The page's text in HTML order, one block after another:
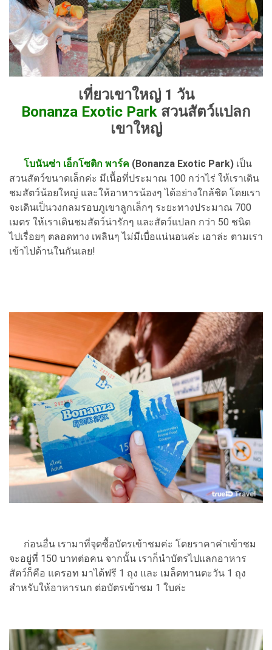
เที่ยวเขาใหญ่ 1 วัน
Bonanza Exotic Park สวนสัตว์แปลก
เขาใหญ่
โบนันซ่า เอ็กโซติก พาร์ค (Bonanza Exotic Park) เป็น
สวนสัตว์ขนาดเล็กค่ะ มีเนื้อที่ประมาณ 100 กว่าไร่ ให้เราเดิน
ชมสัตว์น้อยใหญ่ และให้อาหารน้องๆ ได้อย่างใกล้ชิด โดยเรา
จะเดินเป็นวงกลมรอบภูเขาลูกเล็กๆ ระยะทางประมาณ 700
เมตร ให้เราเดินชมสัตว์น่ารักๆ และสัตว์แปลก กว่า 50 ชนิด
ไปเรื่อยๆ ตลอดทาง เพลินๆ ไม่มีเบื่อแน่นอนค่ะ เอาล่ะ ตามเรา
เข้าไปด้านในกันเลย!
ก่อนอื่น เรามาที่จุดซื้อบัตรเข้าชมค่ะ โดยราคาค่าเข้าชม
จะอยู่ที่ 150 บาทต่อคน จากนั้น เราก็นำบัตรไปแลกอาหาร
สัตว์ก็คือ แครอท มาได้ฟรี 1 ถุง และ เมล็ดทานตะวัน 1 ถุง
สำหรับให้อาหารนก ต่อบัตรเข้าชม 1 ใบค่ะ